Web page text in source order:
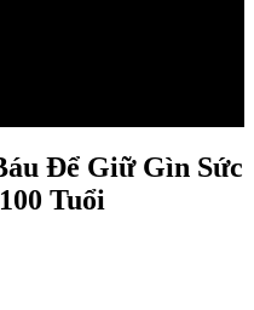
Để Giữ Gìn Sức
Tuổi